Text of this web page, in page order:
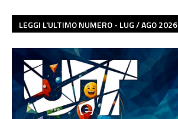
LEGGI L'ULTIMO NUMERO - LUG / AGO 2026